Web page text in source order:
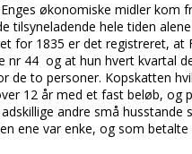
økonomiske midler kom
tilsyneladende hele tiden
for 1835 er det registreret, at
nr 44 og at hun hvert kvartal
de to personer. Kopskatten
12 år med et fast beløb, og
andre små husstande
ene var enke, og som